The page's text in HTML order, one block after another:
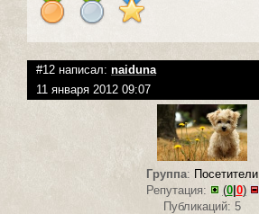
#12 написал: naiduna
11 января 2012 09:07
Группа: Посетители
Репутация:
(0| 0)
Публикаций: 5